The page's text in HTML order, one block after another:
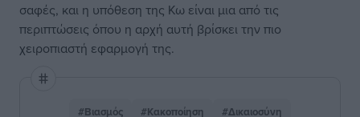
σαφές, και η υπόθεση της Κω είναι μια από τις
περιπτώσεις όπου η αρχή αυτή βρίσκει την πιο
χειροπιαστή εφαρμογή της.
#Βιασμός #Κακοποίηση #Δικαιοσύνη